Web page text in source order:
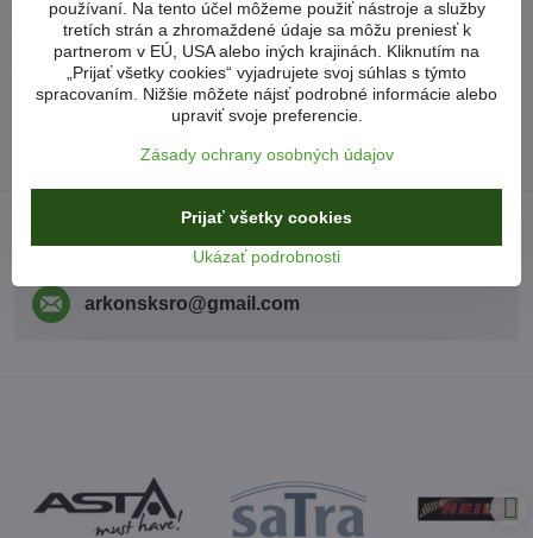
Nami ponúkané náradie ASTA / SATRA sa na trhu vyznačuje
veľmi vysokou kvalitou spracovania a nízkou cenou.
Viac z kategórie
VÝMENA KVAPALÍN RUČNÉ NÁRADIE
BITY / IMBUS / TORX / SPLINE
Neviete si poradiť?
arkonsksro​@gmail​.com
používaní. Na tento účel môžeme použiť nástroje a služby
tretích strán a zhromaždené údaje sa môžu preniesť k
partnerom v EÚ, USA alebo iných krajinách. Kliknutím na
„Prijať všetky cookies“ vyjadrujete svoj súhlas s týmto
spracovaním. Nižšie môžete nájsť podrobné informácie alebo
upraviť svoje preferencie.
Zásady ochrany osobných údajov
Ukázať podrobnosti
Prijať všetky cookies